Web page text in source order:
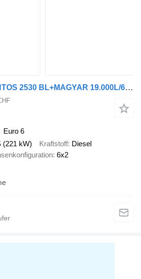
Mercedes-Benz ANTOS 2530 BL+MAGYAR 19.000L/6COMP
Euro 6
(221 kW) Kraftstoff Diesel
6x2